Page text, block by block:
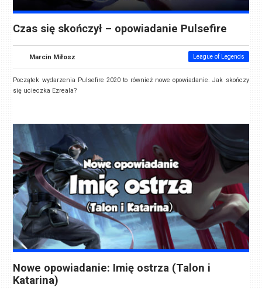
Czas się skończył – opowiadanie Pulsefire
Marcin Miłosz League of Legends
Początek wydarzenia Pulsefire 2020 to również nowe opowiadanie. Jak skończy
się ucieczka Ezreala?
Nowe opowiadanie: Imię ostrza (Talon i
Katarina)